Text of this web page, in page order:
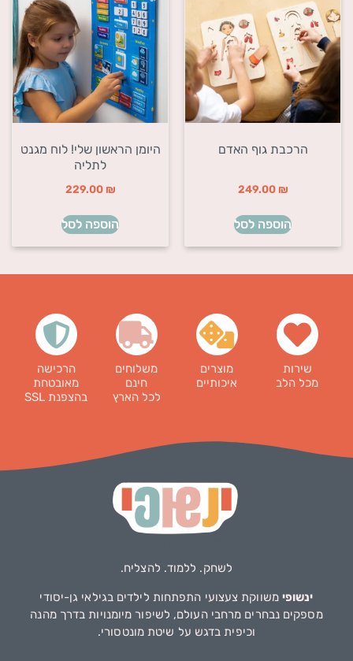
הרכבת גוף האדם
249.00 ₪
הוספה לסל
היומן הראשון שלי! לוח מגנט
לתליה
229.00 ₪
הוספה לסל
שירות
מכל הלב
מוצרים
איכותיים
משלוחים
חינם
לכל הארץ
הרכישה
מאובטחת
בהצפנת SSL
לשחק. ללמוד. להצליח.
ינשופי משווקת צעצועי התפתחות לילדים בגילאי גן-יסודי
מספקים נבחרים מרחבי העולם, לשיפור מיומנויות בדרך מהנה
וכיפית בדגש על שיטת מונטסורי.